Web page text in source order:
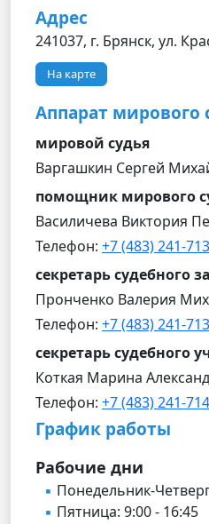
Адрес
241037, г. Брянск, ул.
На карте
Аппарат мирового
мировой судья
Варгашкин Сергей
помощник мирового
Василичева Виктория
Телефон: +7 (483) 241-
секретарь судебного
Пронченко Валерия
Телефон: +7 (483) 241-
секретарь судебного
Коткая Марина
Телефон: +7 (483) 241-
График работы
Рабочие дни
Понедельник-
Пятница: 9:00 - 16:45